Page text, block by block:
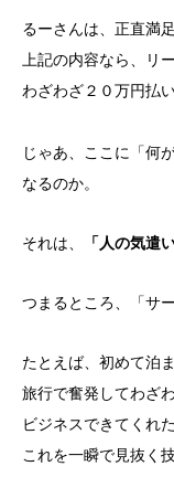
るーさんは、正直満
上記の内容なら、リ
わざわざ２０万円払
じゃあ、ここに「何
なるのか。
それは、 「人の気遣い
つまるところ、「サ
たとえば、初めて泊
旅行で奮発してわざ
ビジネスできてくれ
これを一瞬で見抜く